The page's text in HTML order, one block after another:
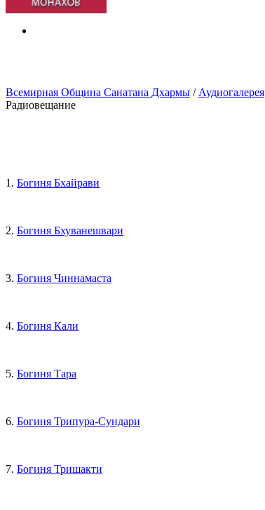
Всемирная Община Санатана Дхармы / Аудиогалерея
Радиовещание
1. Богиня Бхайрави
2. Богиня Бхуванешвари
3. Богиня Чиннамаста
4. Богиня Кали
5. Богиня Тара
6. Богиня Трипура-Сундари
7. Богиня Тришакти